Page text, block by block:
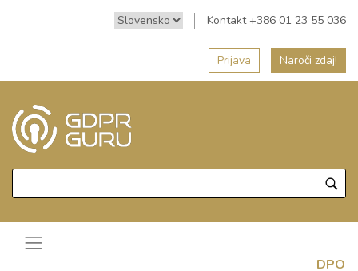
Kontakt +386 01 23 55 036
Prijava Naroči zdaj!
DPO